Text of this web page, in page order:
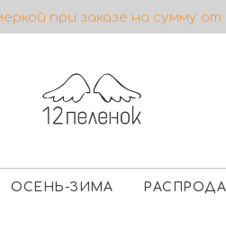
при заказе на сумму от
ОСЕНЬ-ЗИМА